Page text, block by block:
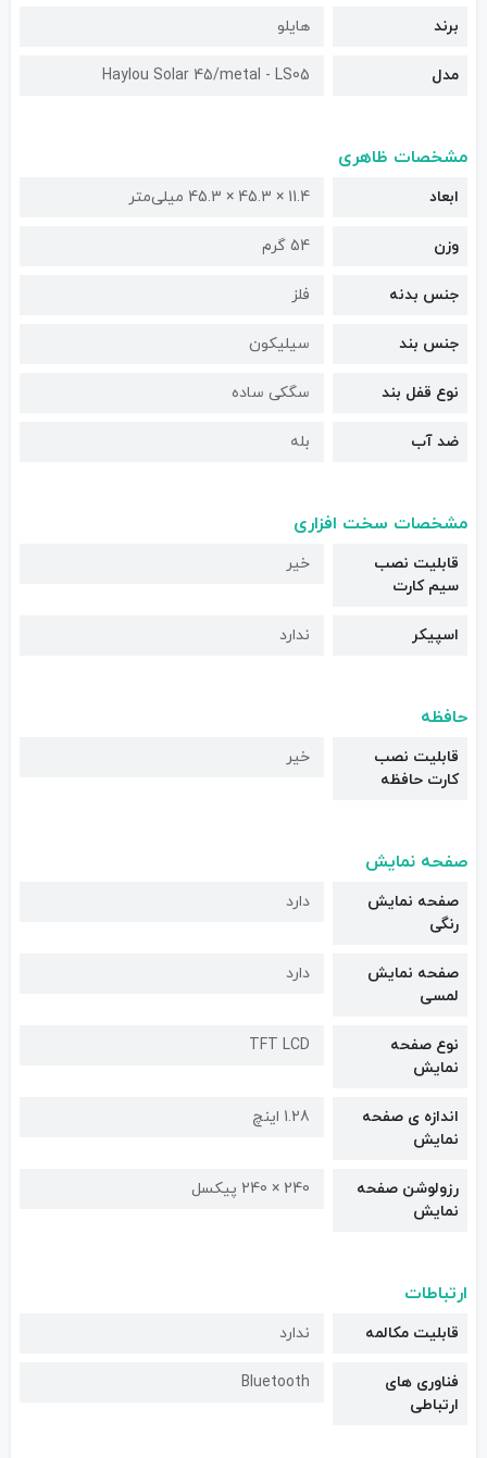
برند هایلو
مدل Haylou Solar 45/metal - LS05
مشخصات ظاهری
ابعاد 11.4 × 45.3 × 45.3 میلی‌متر
وزن 54 گرم
جنس بدنه فلز
جنس بند سیلیکون
نوع قفل بند سگکی ساده
ضد آب بله
مشخصات سخت افزاری
قابلیت نصب
سیم کارت
خیر
اسپیکر ندارد
حافظه
قابلیت نصب
کارت حافظه
خیر
صفحه نمایش
صفحه نمایش
رنگی
دارد
صفحه نمایش
لمسی
دارد
نوع صفحه
نمایش
TFT LCD
اندازه ی صفحه
نمایش
1.28 اینچ
رزولوشن صفحه
نمایش
240 × 240 پیکسل
ارتباطات
قابلیت مکالمه ندارد
فناوری های
ارتباطی
Bluetooth